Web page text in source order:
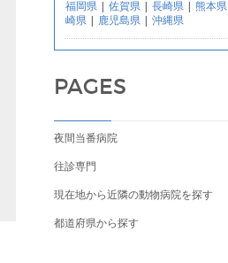
福岡県 | 佐賀県 | 長崎県 | 熊本県
崎県 | 鹿児島県 | 沖縄県
PAGES
夜間当番病院
往診専門
現在地から近隣の動物病院を探す
都道府県から探す